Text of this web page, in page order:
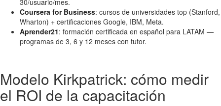
30/usuario/mes.
Coursera for Business: cursos de universidades top (Stanford,
Wharton) + certificaciones Google, IBM, Meta.
Aprender21: formación certificada en español para LATAM —
programas de 3, 6 y 12 meses con tutor.
Modelo Kirkpatrick: cómo medir
el ROI de la capacitación